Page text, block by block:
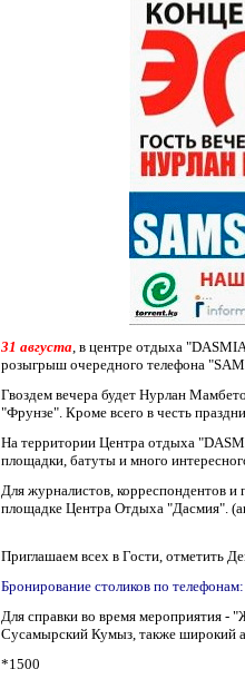
31 августа, в центре отдыха
розыгрыш очередного телефона
Гвоздем вечера будет Нурлан
"Фрунзе". Кроме всего в честь
На территории Центра отдыха
площадки, батуты и много
Для журналистов, корреспондентов и
площадке Центра Отдыха "Дасмия".
Приглашаем всех в Гости, отметить
Бронирование столиков по
Для справки во время мероприятия -
Сусамырский Кумыз, также широкий
*1500